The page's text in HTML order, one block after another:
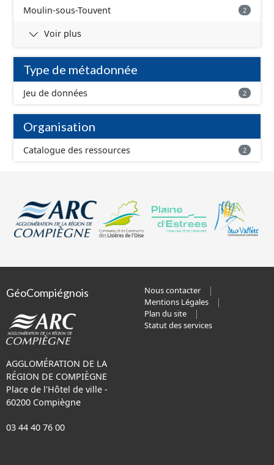
Moulin-sous-Touvent 2
Voir plus
Type de métadonnée
Jeu de données 2
Organisation
Catalogue des ressources 2
GéoCompiégnois
AGGLOMÉRATION DE LA
RÉGION DE COMPIÈGNE
Place de l'Hôtel de ville -
60200 Compiègne
03 44 40 76 00
Nous contacter
Mentions Légales
Plan du site
Statut des services